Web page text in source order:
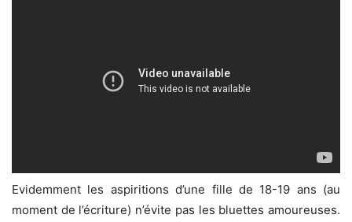
Evidemment les aspiritions d’une fille de 18-19 ans (au
moment de l’écriture) n’évite pas les bluettes amoureuses.